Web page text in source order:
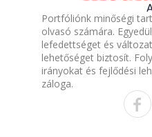
Portfóliónk minőségi
olvasó számára.
lefedettséget és
lehetőséget biztosít.
irányokat és fejlődési
záloga.